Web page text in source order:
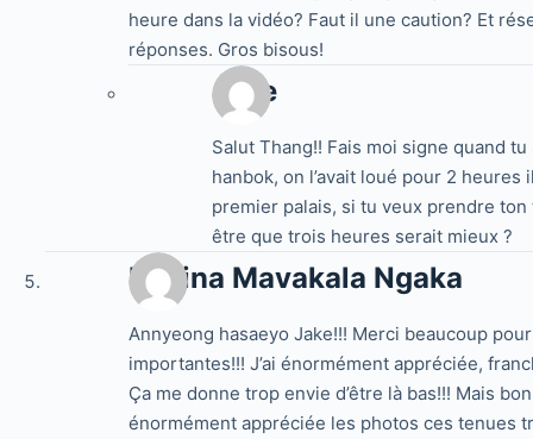
heure dans la vidéo? Faut il une caution? Et
réponses. Gros bisous!
Jake
Salut Thang!! Fais moi signe quand
hanbok, on l’avait loué pour 2
premier palais, si tu veux prendre
être que trois heures serait mieux ?
Davina Mavakala Ngaka
Annyeong hasaeyo Jake!!! Merci beaucoup
importantes!!! J’ai énormément appréciée,
Ça me donne trop envie d’être là bas!!! Mais
énormément appréciée les photos ces tenues